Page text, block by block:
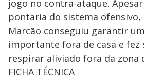
jogo no contra-ataque.
pontaria do sistema ofensivo,
Marcão conseguiu garantir
importante fora de casa e fez
respirar aliviado fora da zona
FICHA TÉCNICA